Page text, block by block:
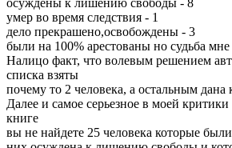
осуждены к лишению свободы - 8
умер во время следствия - 1
дело прекрашено,освобождены - 3
были на 100% арестованы но судьба мне
Налицо факт, что волевым решением
списка взяты
почему то 2 человека, а остальным дана
Далее и самое серьезное в моей критики
книге
вы не найдете 25 человека которые